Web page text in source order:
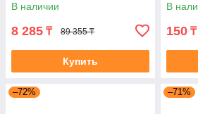
В наличии
8 285 ₸ 89 355 ₸
Купить
В
150 ₸
–72% –71%